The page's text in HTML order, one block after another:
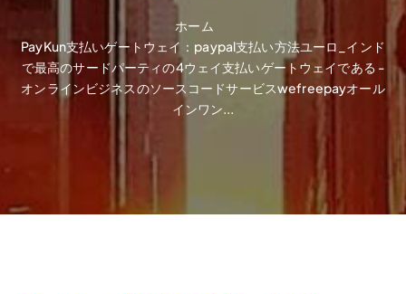
ホーム
PayKun支払いゲートウェイ：paypal支払い方法ユーロ_インド
で最高のサードパーティの4ウェイ支払いゲートウェイである -
オンラインビジネスのソースコードサービスwefreepayオール
インワン...